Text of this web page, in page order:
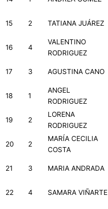
15 2 TATIANA JUÁREZ
16 4
VALENTINO
RODRIGUEZ
17 3 AGUSTINA CANO
18 1
ANGEL
RODRIGUEZ
19 2
LORENA
RODRIGUEZ
20 2
MARÍA CECILIA
COSTA
21 3 MARIA ANDRADA
22 4 SAMARA VIÑARTE